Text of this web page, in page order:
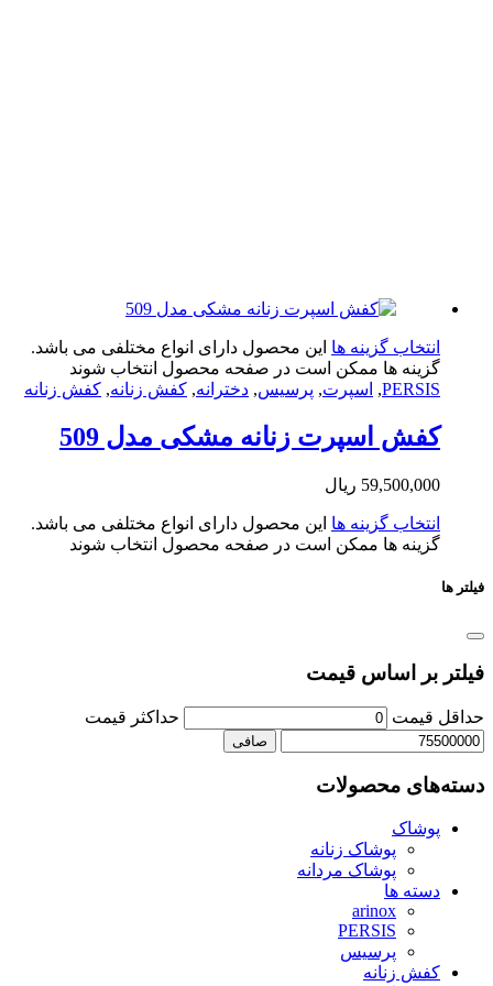
گزینه ها این محصول دارای انواع مختلفی می باشد.
ها ممکن است در صفحه محصول انتخاب شوند
اسپرت,پرسیس, دخترانه , کفش زنانه,کفش زنانه
اسپرت زنانه مشکی مدل 509
ریال
گزینه ها این محصول دارای انواع مختلفی می باشد.
ها ممکن است در صفحه محصول انتخاب شوند
اساس قیمت
حداكثر قيمت
محصولات
پوشاک زنانه
پوشاک مردانه
ها
PERSIS
پرسیس
زنانه